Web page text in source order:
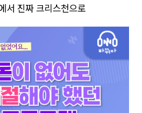
서 진짜 크리스천으로